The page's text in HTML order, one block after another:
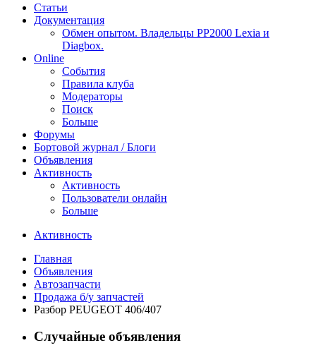
Статьи
Документация
Обмен опытом. Владельцы PP2000 Lexia и
Diagbox.
Online
События
Правила клуба
Модераторы
Поиск
Больше
Форумы
Бортовой журнал / Блоги
Объявления
Активность
Активность
Пользователи онлайн
Больше
Активность
Главная
Объявления
Автозапчасти
Продажа б/у запчастей
Разбор PEUGEOT 406/407
Случайные объявления